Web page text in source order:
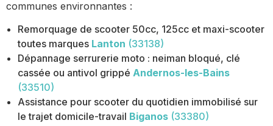
communes environnantes :
Remorquage de scooter 50cc, 125cc et maxi-scooter
toutes marques Lanton (33138)
Dépannage serrurerie moto : neiman bloqué, clé
cassée ou antivol grippé Andernos-les-Bains
(33510)
Assistance pour scooter du quotidien immobilisé sur
le trajet domicile-travail Biganos (33380)